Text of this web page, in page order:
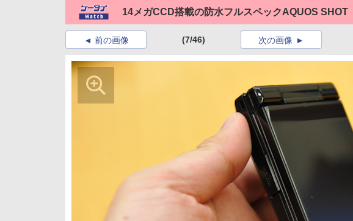
14メガCCD搭載の防水フルスペックAQUOS SHOT
前の画像 (7/46) 次の画像